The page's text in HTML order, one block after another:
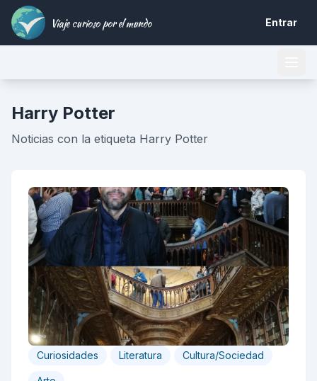
Viaje curioso por el mundo Entrar
Harry Potter
Noticias con la etiqueta Harry Potter
Curiosidades Literatura Cultura/Sociedad